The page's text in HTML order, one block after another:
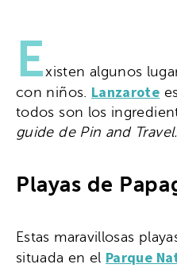
Existen algunos
con niños. Lanzarote
todos son los
guide de Pin and Travel.
Playas de
Estas maravillosas
situada en el Parque